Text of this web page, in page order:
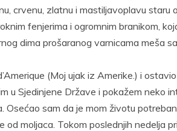
crvenu, zlatnu i mastiljavoplavu staru
fenjerima i ogromnim branikom,
dima prošaranog varnicama meša
(Moj ujak iz Amerike.) i
u Sjedinjene Države i pokažem neko
sam da je mom životu
od moljaca. Tokom poslednjih nedelja